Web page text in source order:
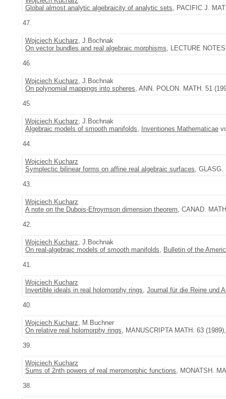
Global almost analytic algebraicity of analytic sets, PACIFIC J.
47.
Wojciech Kucharz, J.Bochnak
On vector bundles and real algebraic morphisms, LECTURE
46.
Wojciech Kucharz, J.Bochnak
On polynomial mappings into spheres, ANN. POLON. MATH. 51
45.
Wojciech Kucharz, J.Bochnak
Algebraic models of smooth manifolds, Inventiones Mathematicae
44.
Wojciech Kucharz
Symplectic bilinear forms on affine real algebraic surfaces, GLASG.
43.
Wojciech Kucharz
A note on the Dubois-Efroymson dimension theorem, CANAD.
42.
Wojciech Kucharz, J.Bochnak
On real-algebraic models of smooth manifolds, Bulletin of the
41.
Wojciech Kucharz
Invertible ideals in real holomorphy rings, Journal für die Reine und
40.
Wojciech Kucharz, M.Buchner
On relative real holomorphy rings, MANUSCRIPTA MATH. 63
39.
Wojciech Kucharz
Sums of 2nth powers of real meromorphic functions, MONATSH.
38.